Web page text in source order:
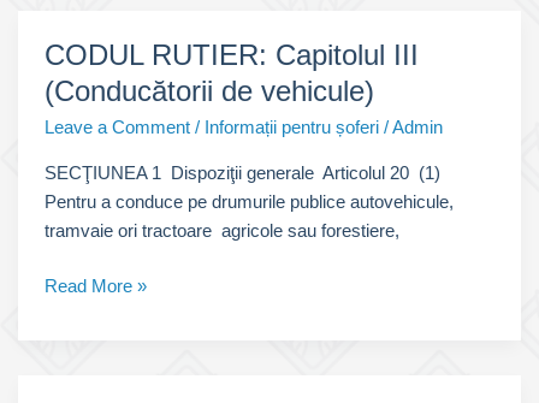
Rutieră)
CODUL RUTIER: Capitolul III
(Conducătorii de vehicule)
Leave a Comment / Informații pentru șoferi /Admin
SECŢIUNEA 1 Dispoziţii generale Articolul 20 (1)
Pentru a conduce pe drumurile publice autovehicule,
tramvaie ori tractoare agricole sau forestiere,
CODUL
Capitolul
Read More »